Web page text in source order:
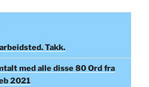
Takk.
med alle disse 80 Ord fra
2021